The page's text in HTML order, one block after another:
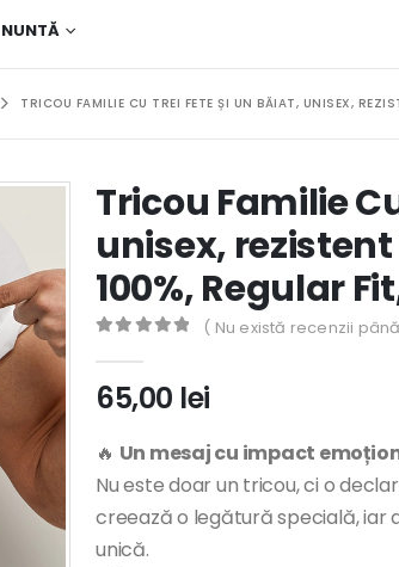
NUNTĂ
TRICOU FAMILIE CU TREI FETE ȘI UN BĂIAT, UNISEX,
Tricou Familie
unisex,
100%, Regular
( Nu există recenzii
65,00 lei
🔥 Un mesaj cu impact
Nu este doar un tricou, ci o
creează o legătură specială, iar
unică.